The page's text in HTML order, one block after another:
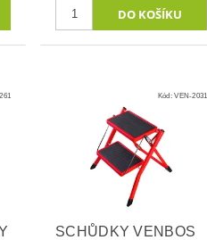
Kód:VEN-2031
SCHŮDKY VENBOS